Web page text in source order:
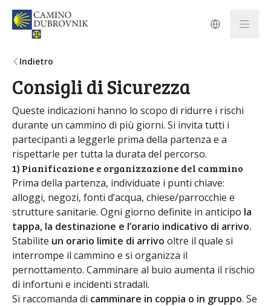
Indietro
Consigli di Sicurezza
Queste indicazioni hanno lo scopo di ridurre i rischi
durante un cammino di più giorni. Si invita tutti i
partecipanti a leggerle prima della partenza e a
rispettarle per tutta la durata del percorso.
1) Pianificazione e organizzazione del cammino
Prima della partenza, individuate i punti chiave:
alloggi, negozi, fonti d’acqua, chiese/parrocchie e
strutture sanitarie. Ogni giorno definite in anticipo la
tappa, la destinazione e l’orario indicativo di arrivo.
Stabilite un orario limite di arrivo oltre il quale si
interrompe il cammino e si organizza il
pernottamento. Camminare al buio aumenta il rischio
di infortuni e incidenti stradali.
Si raccomanda di camminare in coppia o in gruppo. Se